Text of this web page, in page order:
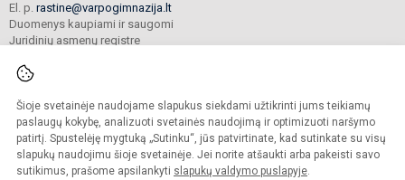
Šioje svetainėje naudojame slapukus siekdami užtikrinti jums teikiamų
paslaugų kokybę, analizuoti svetainės naudojimą ir optimizuoti naršymo
patirtį. Spustelėję mygtuką „Sutinku“, jūs patvirtinate, kad sutinkate su visų
slapukų naudojimu šioje svetainėje. Jei norite atšaukti arba pakeisti savo
sutikimus, prašome apsilankyti slapukų valdymo puslapyje.
El. p. rastine@varpogimnazija.lt
Duomenys kaupiami ir saugomi
Juridinių asmenų registre
© 2025. Klaipėdos „Varpo“ gimnazija. Visos teisės saugomos.
Kopijuoti turinį be raštiško įstaigos administracijos sutikimo griežtai draudžiama.
Prieinamumo paraiška Slapukų valdymas